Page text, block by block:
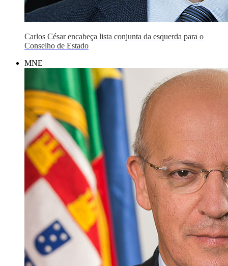
Carlos César encabeça lista conjunta da esquerda para o
Conselho de Estado
MNE